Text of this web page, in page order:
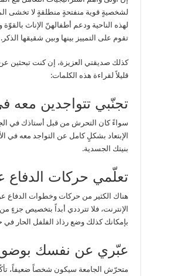
لشخصيةٍ قوية منفتحةٍ منطلقةٍ لا تخشى
لهذه الناحية ودعم أطفالهنّ الإناث
تقوم على التمييز بينها وبين شقيقها الذكر.
كذلك صديقتي العزيزة، إن كنت تبحثين
قليلاً لقراءة هذه الكلمات:
تجنّبي تتواجدين معه
سواءً كان التحرش من قبل أستاذك في
الإبتعاد بشكلٍ كامل عن التواجد معه في
بنيتك الجسدية.
تعلّمي حركات
هناك الكثير من حركات وخطوات الدفاع
الإنترنت، فلا تترددي أبداً بتخصيص
بإمكانك كذلك وضع رذاذ الفلفل الحار
عبّري عن نفسك
متحرّش الجامعة سيكون شخصاً ضعيفاً،